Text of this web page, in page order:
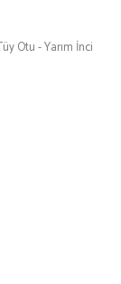
Otu - Yarım İnci